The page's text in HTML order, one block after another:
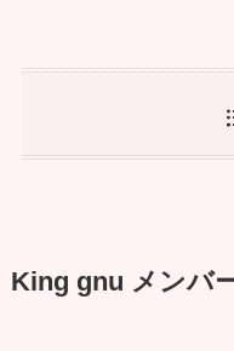
King gnu メンバ